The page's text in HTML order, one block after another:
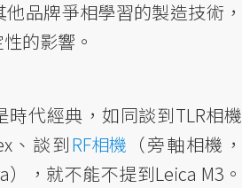
品牌爭相學習的製造技術，
的影響。
代經典，如同談到TLR相機
、談到RF相機 （旁軸相機，
，就不能不提到Leica M3。